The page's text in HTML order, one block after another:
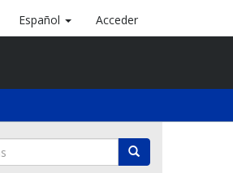
Español Acceder